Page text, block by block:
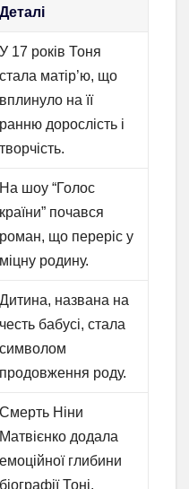
Деталі
У 17 років Тоня
стала матір’ю, що
вплинуло на її
ранню дорослість і
творчість.
На шоу “Голос
країни” почався
роман, що переріс у
міцну родину.
Дитина, названа на
честь бабусі, стала
символом
продовження роду.
Смерть Ніни
Матвієнко додала
емоційної глибини
біографії Тоні.